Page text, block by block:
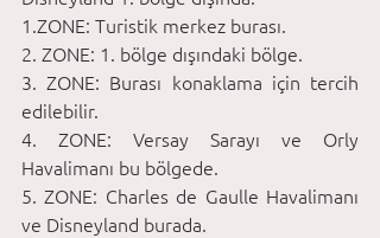
1.ZONE: Turistik merkez burası.
2. ZONE: 1. bölge dışındaki bölge.
3. ZONE: Burası konaklama için tercih
edilebilir.
4. ZONE: Versay Sarayı ve Orly
Havalimanı bu bölgede.
5. ZONE: Charles de Gaulle Havalimanı
ve Disneyland burada.